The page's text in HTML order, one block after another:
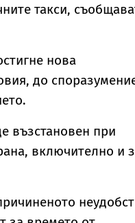
такси,
нова
до
възстановен при
включително и